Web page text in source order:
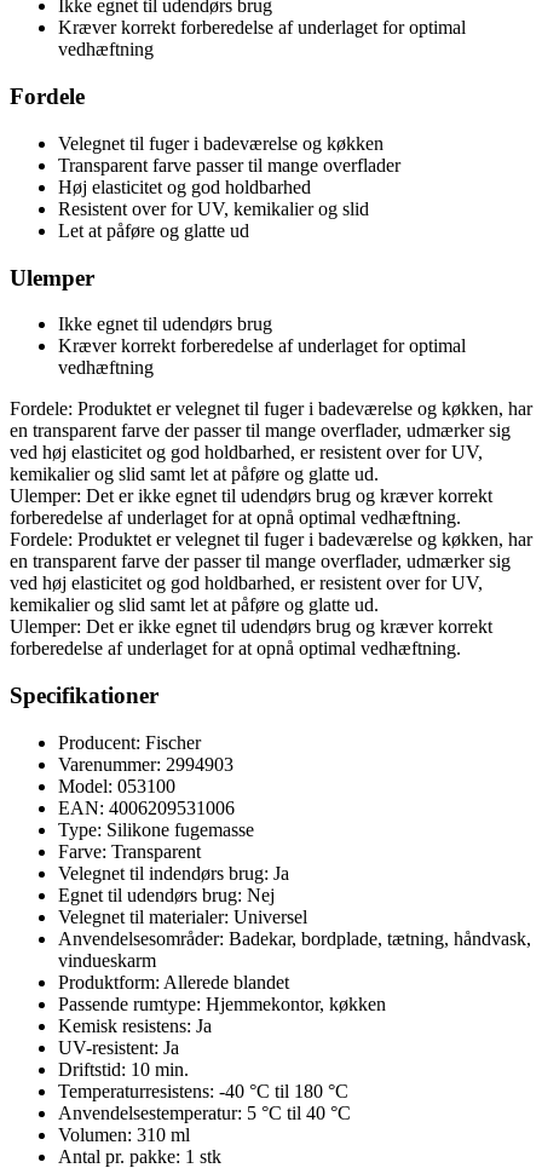
Ikke egnet til udendørs brug
Kræver korrekt forberedelse af underlaget for optimal
vedhæftning
Fordele
Velegnet til fuger i badeværelse og køkken
Transparent farve passer til mange overflader
Høj elasticitet og god holdbarhed
Resistent over for UV, kemikalier og slid
Let at påføre og glatte ud
Ulemper
Ikke egnet til udendørs brug
Kræver korrekt forberedelse af underlaget for optimal
vedhæftning
Fordele: Produktet er velegnet til fuger i badeværelse og køkken, har
en transparent farve der passer til mange overflader, udmærker sig
ved høj elasticitet og god holdbarhed, er resistent over for UV,
kemikalier og slid samt let at påføre og glatte ud.
Ulemper: Det er ikke egnet til udendørs brug og kræver korrekt
forberedelse af underlaget for at opnå optimal vedhæftning.
Fordele: Produktet er velegnet til fuger i badeværelse og køkken, har
en transparent farve der passer til mange overflader, udmærker sig
ved høj elasticitet og god holdbarhed, er resistent over for UV,
kemikalier og slid samt let at påføre og glatte ud.
Ulemper: Det er ikke egnet til udendørs brug og kræver korrekt
forberedelse af underlaget for at opnå optimal vedhæftning.
Specifikationer
Producent: Fischer
Varenummer: 2994903
Model: 053100
EAN: 4006209531006
Type: Silikone fugemasse
Farve: Transparent
Velegnet til indendørs brug: Ja
Egnet til udendørs brug: Nej
Velegnet til materialer: Universel
Anvendelsesområder: Badekar, bordplade, tætning, håndvask,
vindueskarm
Produktform: Allerede blandet
Passende rumtype: Hjemmekontor, køkken
Kemisk resistens: Ja
UV-resistent: Ja
Driftstid: 10 min.
Temperaturresistens: -40 °C til 180 °C
Anvendelsestemperatur: 5 °C til 40 °C
Volumen: 310 ml
Antal pr. pakke: 1 stk